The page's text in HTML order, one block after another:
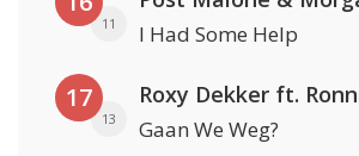
11 I Had Some Help
17
13
Roxy Dekker ft.
Gaan We Weg?